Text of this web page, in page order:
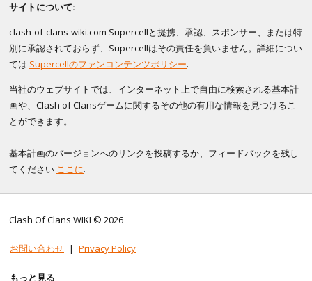
サイトについて:
clash-of-clans-wiki.com Supercellと提携、承認、スポンサー、または特
別に承認されておらず、Supercellはその責任を負いません。詳細につい
ては Supercellのファンコンテンツポリシー.
当社のウェブサイトでは、インターネット上で自由に検索される基本計
画や、Clash of Clansゲームに関するその他の有用な情報を見つけるこ
とができます。
基本計画のバージョンへのリンクを投稿するか、フィードバックを残し
てください ここに.
Clash Of Clans WIKI © 2026
お問い合わせ | Privacy Policy
もっと見る